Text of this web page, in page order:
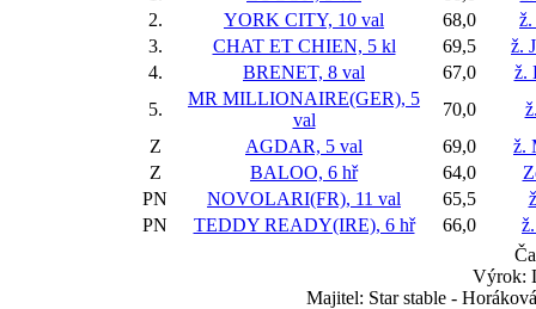
2.
YORK CITY, 10 val 68,0
ž.
3.
CHAT ET CHIEN, 5 kl 69,5
ž.
4.
BRENET, 8 val 67,0
ž.
5.
MR MILLIONAIRE(GER), 5
val
70,0
Z
AGDAR, 5 val 69,0
ž.
Z
BALOO, 6 hř 64,0
PN
NOVOLARI(FR), 11 val 65,5
PN
TEDDY READY(IRE), 6 hř 66,0
Výrok:
Majitel: Star stable -